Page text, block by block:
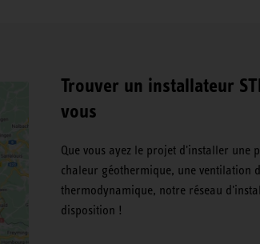
Trouver un installateur
vous
Que vous ayez le projet d'installer une
chaleur géothermique, une ventilation
thermodynamique, notre réseau
disposition !